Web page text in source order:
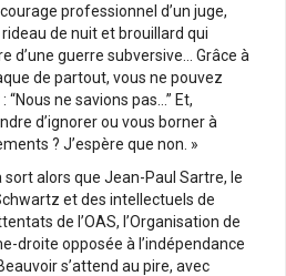
professionnel d’un juge,
de nuit et brouillard qui
d’une guerre subversive… Grâce à
de partout, vous ne pouvez
ne savions pas…” Et,
d’ignorer ou vous borner à
? J’espère que non. »
sort alors que Jean-Paul Sartre, le
et des intellectuels de
de l’OAS, l’Organisation de
droite opposée à l’indépendance
s’attend au pire, avec